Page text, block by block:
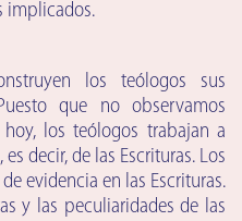
implicados.
los teólogos sus
que no observamos
los teólogos trabajan a
decir, de las Escrituras. Los
evidencia en las Escrituras.
y las peculiaridades de las